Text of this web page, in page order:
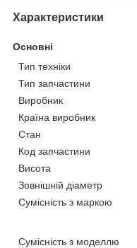
Характеристики
Основні
Тип техніки
Тип запчастини
Виробник
Країна виробник
Стан
Код запчастини
Висота
Зовнішній діаметр
Сумісність з маркою
Сумісність з моделлю